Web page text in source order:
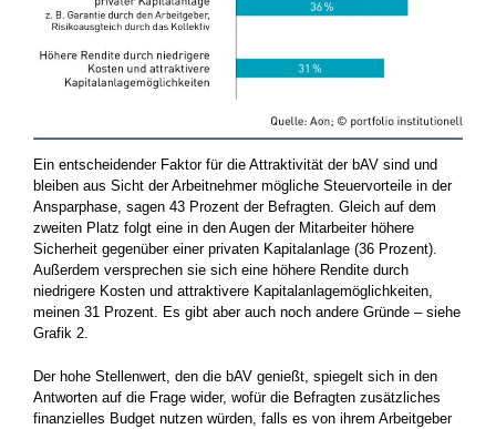
Ein entscheidender Faktor für die Attraktivität der bAV sind und
bleiben aus Sicht der Arbeitnehmer mögliche Steuervorteile in der
Ansparphase, sagen 43 Prozent der Befragten. Gleich auf dem
zweiten Platz folgt eine in den Augen der Mitarbeiter höhere
Sicherheit gegenüber einer privaten Kapitalanlage (36 Prozent).
Außerdem versprechen sie sich eine höhere Rendite durch
niedrigere Kosten und attraktivere Kapitalanlagemöglichkeiten,
meinen 31 Prozent. Es gibt aber auch noch andere Gründe – siehe
Grafik 2.
Der hohe Stellenwert, den die bAV genießt, spiegelt sich in den
Antworten auf die Frage wider, wofür die Befragten zusätzliches
finanzielles Budget nutzen würden, falls es von ihrem Arbeitgeber